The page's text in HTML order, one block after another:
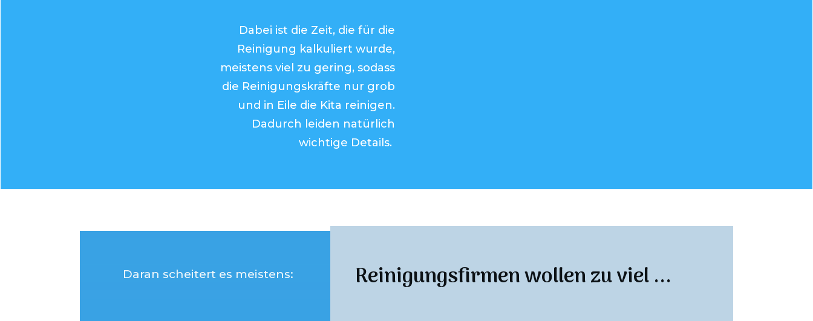
Dabei ist die Zeit, die für die
Reinigung kalkuliert wurde,
meistens viel zu gering, sodass
die Reinigungskräfte nur grob
und in Eile die Kita reinigen.
Dadurch leiden natürlich
wichtige Details.
Daran scheitert es meistens: Reinigungsfirmen wollen zu viel ...